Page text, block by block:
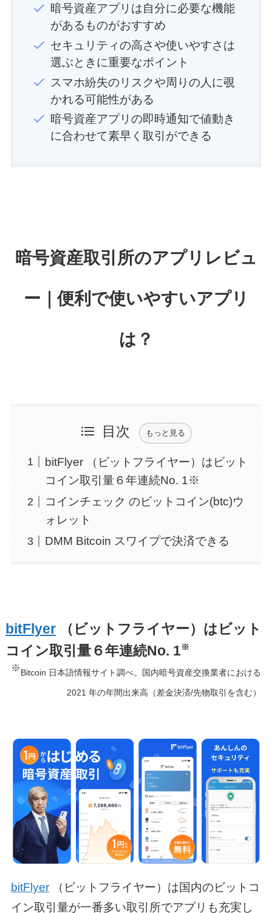
暗号資産アプリは自分に必要な機能
があるものがおすすめ
セキュリティの高さや使いやすさは
選ぶときに重要なポイント
スマホ紛失のリスクや周りの人に覗
かれる可能性がある
暗号資産アプリの即時通知で値動き
に合わせて素早く取引ができる
暗号資産取引所のアプリレビュ
ー｜便利で使いやすいアプリ
は？
目次 もっと見る
bitFlyer （ビットフライヤー）はビット
コイン取引量６年連続No. 1※
コインチェック のビットコイン(btc)ウ
ォレット
DMM Bitcoin スワイプで決済できる
bitFlyer
（ビットフライヤー）はビット
コイン取引量６年連続No. 1※
※Bitcoin 日本語情報サイト調べ。国内暗号資産交換業者における
2021 年の年間出来高（差金決済/先物取引を含む）
bitFlyer
（ビットフライヤー）は国内のビットコ
イン取引量が一番多い取引所でアプリも充実し